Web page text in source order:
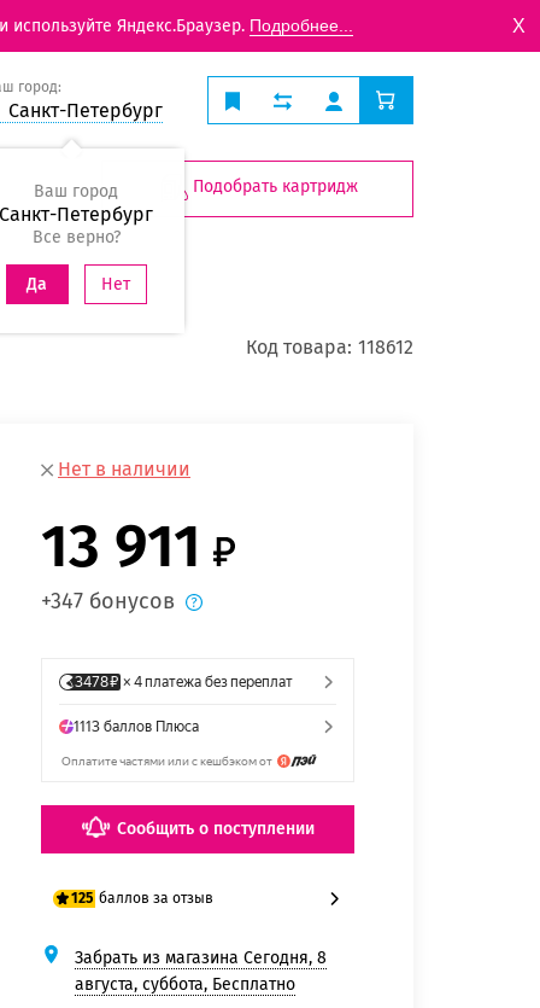
Яндекс.Браузер. Подробнее... X
город:
Санкт-Петербург
Ваш город
Санкт-Петербург
Все верно?
Да Нет
Подобрать картридж
Код товара: 118612
Нет в наличии
13 911
+347 бонусов
Сообщить о поступлении
125 баллов за отзыв
100 баллов
125 баллов
Забрать из магазина Сегодня, 8
августа, суббота, Бесплатно